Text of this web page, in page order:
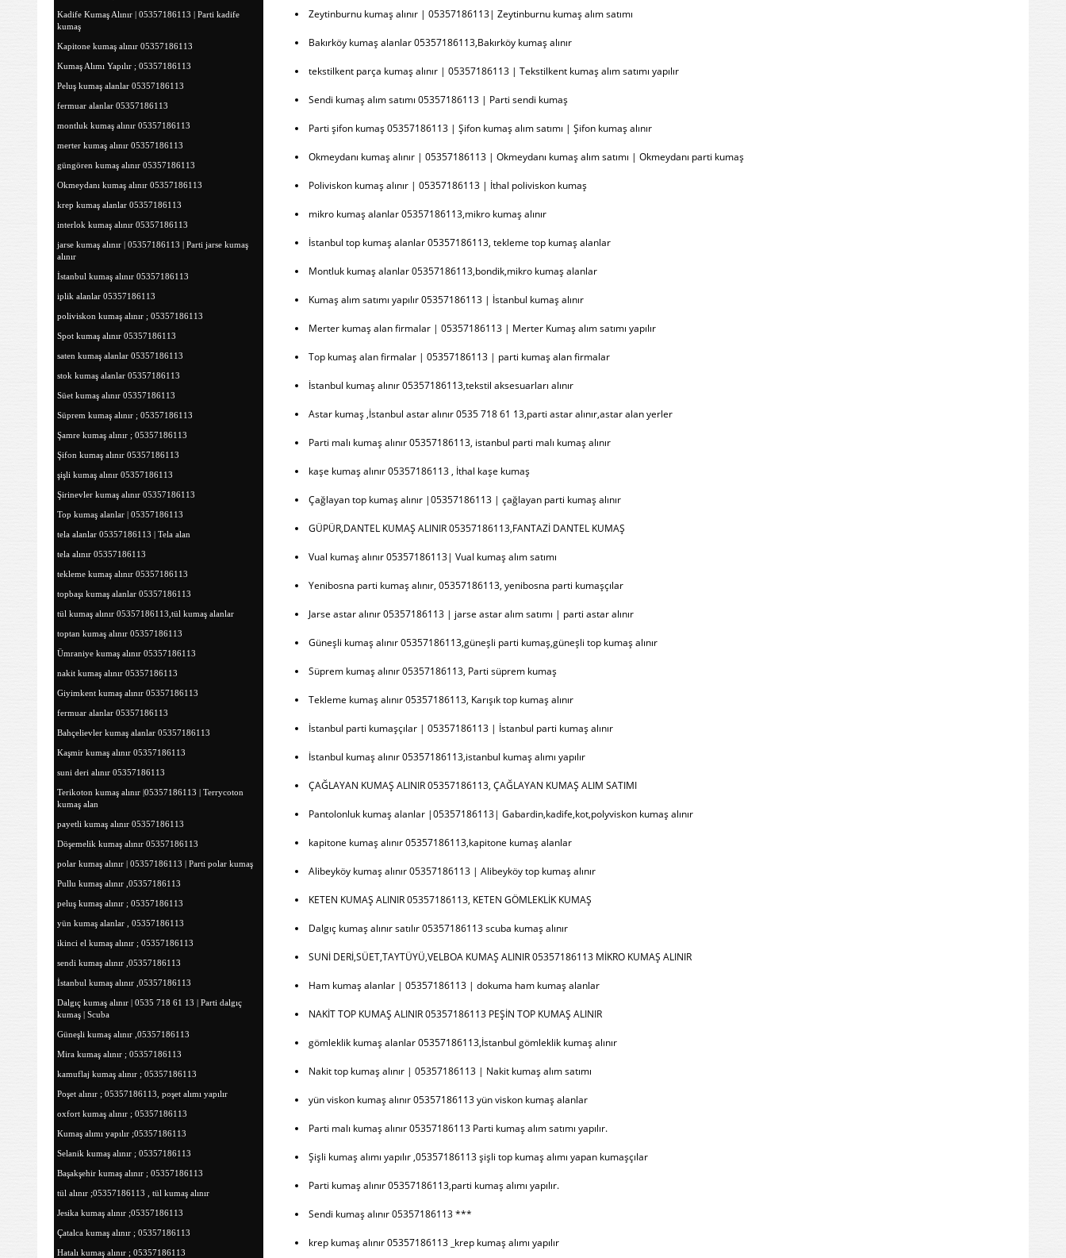
Kadife Kumaş Alınır | 05357186113 | Parti kadife
kumaş
Kapitone kumaş alınır 05357186113
Kumaş Alımı Yapılır ; 05357186113
Peluş kumaş alanlar 05357186113
fermuar alanlar 05357186113
montluk kumaş alınır 05357186113
merter kumaş alınır 05357186113
güngören kumaş alınır 05357186113
Okmeydanı kumaş alınır 05357186113
krep kumaş alanlar 05357186113
interlok kumaş alınır 05357186113
jarse kumaş alınır | 05357186113 | Parti jarse kumaş
alınır
İstanbul kumaş alınır 05357186113
iplik alanlar 05357186113
poliviskon kumaş alınır ; 05357186113
Spot kumaş alınır 05357186113
saten kumaş alanlar 05357186113
stok kumaş alanlar 05357186113
Süet kumaş alınır 05357186113
Süprem kumaş alınır ; 05357186113
Şamre kumaş alınır ; 05357186113
Şifon kumaş alınır 05357186113
şişli kumaş alınır 05357186113
Şirinevler kumaş alınır 05357186113
Top kumaş alanlar | 05357186113
tela alanlar 05357186113 | Tela alan
tela alınır 05357186113
tekleme kumaş alınır 05357186113
topbaşı kumaş alanlar 05357186113
tül kumaş alınır 05357186113,tül kumaş alanlar
toptan kumaş alınır 05357186113
Ümraniye kumaş alınır 05357186113
nakit kumaş alınır 05357186113
Giyimkent kumaş alınır 05357186113
fermuar alanlar 05357186113
Bahçelievler kumaş alanlar 05357186113
Kaşmir kumaş alınır 05357186113
suni deri alınır 05357186113
Terikoton kumaş alınır |05357186113 | Terrycoton
kumaş alan
payetli kumaş alınır 05357186113
Döşemelik kumaş alınır 05357186113
polar kumaş alınır | 05357186113 | Parti polar kumaş
Pullu kumaş alınır ,05357186113
peluş kumaş alınır ; 05357186113
yün kumaş alanlar , 05357186113
ikinci el kumaş alınır ; 05357186113
sendi kumaş alınır ,05357186113
İstanbul kumaş alınır ,05357186113
Dalgıç kumaş alınır | 0535 718 61 13 | Parti dalgıç
kumaş | Scuba
Güneşli kumaş alınır ,05357186113
Mira kumaş alınır ; 05357186113
kamuflaj kumaş alınır ; 05357186113
Poşet alınır ; 05357186113, poşet alımı yapılır
oxfort kumaş alınır ; 05357186113
Kumaş alımı yapılır ;05357186113
Selanik kumaş alınır ; 05357186113
Başakşehir kumaş alınır ; 05357186113
tül alınır ;05357186113 , tül kumaş alınır
Jesika kumaş alınır ;05357186113
Çatalca kumaş alınır ; 05357186113
Hatalı kumaş alınır ; 05357186113
Zeytinburnu kumaş alınır | 05357186113| Zeytinburnu kumaş alım satımı
Bakırköy kumaş alanlar 05357186113,Bakırköy kumaş alınır
tekstilkent parça kumaş alınır | 05357186113 | Tekstilkent kumaş alım satımı yapılır
Sendi kumaş alım satımı 05357186113 | Parti sendi kumaş
Parti şifon kumaş 05357186113 | Şifon kumaş alım satımı | Şifon kumaş alınır
Okmeydanı kumaş alınır | 05357186113 | Okmeydanı kumaş alım satımı | Okmeydanı parti kumaş
Poliviskon kumaş alınır | 05357186113 | İthal poliviskon kumaş
mikro kumaş alanlar 05357186113,mikro kumaş alınır
İstanbul top kumaş alanlar 05357186113, tekleme top kumaş alanlar
Montluk kumaş alanlar 05357186113,bondik,mikro kumaş alanlar
Kumaş alım satımı yapılır 05357186113 | İstanbul kumaş alınır
Merter kumaş alan firmalar | 05357186113 | Merter Kumaş alım satımı yapılır
Top kumaş alan firmalar | 05357186113 | parti kumaş alan firmalar
İstanbul kumaş alınır 05357186113,tekstil aksesuarları alınır
Astar kumaş ,İstanbul astar alınır 0535 718 61 13,parti astar alınır,astar alan yerler
Parti malı kumaş alınır 05357186113, istanbul parti malı kumaş alınır
kaşe kumaş alınır 05357186113 , İthal kaşe kumaş
Çağlayan top kumaş alınır |05357186113 | çağlayan parti kumaş alınır
GÜPÜR,DANTEL KUMAŞ ALINIR 05357186113,FANTAZİ DANTEL KUMAŞ
Vual kumaş alınır 05357186113| Vual kumaş alım satımı
Yenibosna parti kumaş alınır, 05357186113, yenibosna parti kumaşçılar
Jarse astar alınır 05357186113 | jarse astar alım satımı | parti astar alınır
Güneşli kumaş alınır 05357186113,güneşli parti kumaş,güneşli top kumaş alınır
Süprem kumaş alınır 05357186113, Parti süprem kumaş
Tekleme kumaş alınır 05357186113, Karışık top kumaş alınır
İstanbul parti kumaşçılar | 05357186113 | İstanbul parti kumaş alınır
İstanbul kumaş alınır 05357186113,istanbul kumaş alımı yapılır
ÇAĞLAYAN KUMAŞ ALINIR 05357186113, ÇAĞLAYAN KUMAŞ ALIM SATIMI
Pantolonluk kumaş alanlar |05357186113| Gabardin,kadife,kot,polyviskon kumaş alınır
kapitone kumaş alınır 05357186113,kapitone kumaş alanlar
Alibeyköy kumaş alınır 05357186113 | Alibeyköy top kumaş alınır
KETEN KUMAŞ ALINIR 05357186113, KETEN GÖMLEKLİK KUMAŞ
Dalgıç kumaş alınır satılır 05357186113 scuba kumaş alınır
SUNİ DERİ,SÜET,TAYTÜYÜ,VELBOA KUMAŞ ALINIR 05357186113 MİKRO KUMAŞ ALINIR
Ham kumaş alanlar | 05357186113 | dokuma ham kumaş alanlar
NAKİT TOP KUMAŞ ALINIR 05357186113 PEŞİN TOP KUMAŞ ALINIR
gömleklik kumaş alanlar 05357186113,İstanbul gömleklik kumaş alınır
Nakit top kumaş alınır | 05357186113 | Nakit kumaş alım satımı
yün viskon kumaş alınır 05357186113 yün viskon kumaş alanlar
Parti malı kumaş alınır 05357186113 Parti kumaş alım satımı yapılır.
Şişli kumaş alımı yapılır ,05357186113 şişli top kumaş alımı yapan kumaşçılar
Parti kumaş alınır 05357186113,parti kumaş alımı yapılır.
Sendi kumaş alınır 05357186113 ***
krep kumaş alınır 05357186113 _krep kumaş alımı yapılır